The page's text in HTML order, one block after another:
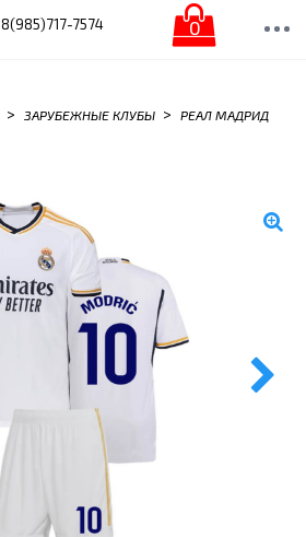
8(985)717-7574 0
> ЗАРУБЕЖНЫЕ КЛУБЫ > РЕАЛ МАДРИД